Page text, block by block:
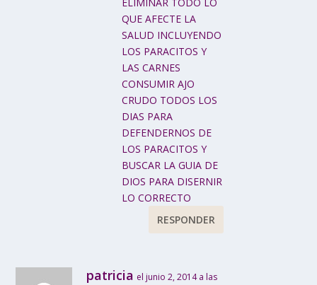
QUE AFECTE LA
SALUD INCLUYENDO
LOS PARACITOS Y
LAS CARNES
CONSUMIR AJO
CRUDO TODOS LOS
DIAS PARA
DEFENDERNOS DE
LOS PARACITOS Y
BUSCAR LA GUIA DE
DIOS PARA DISERNIR
LO CORRECTO
RESPONDER
patricia el junio 2, 2014 a las